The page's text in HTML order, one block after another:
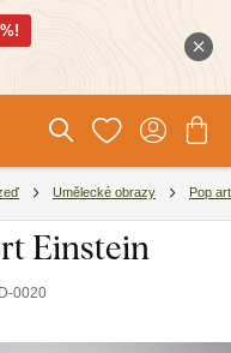
Umělecké obrazy Pop art
Einstein
0020